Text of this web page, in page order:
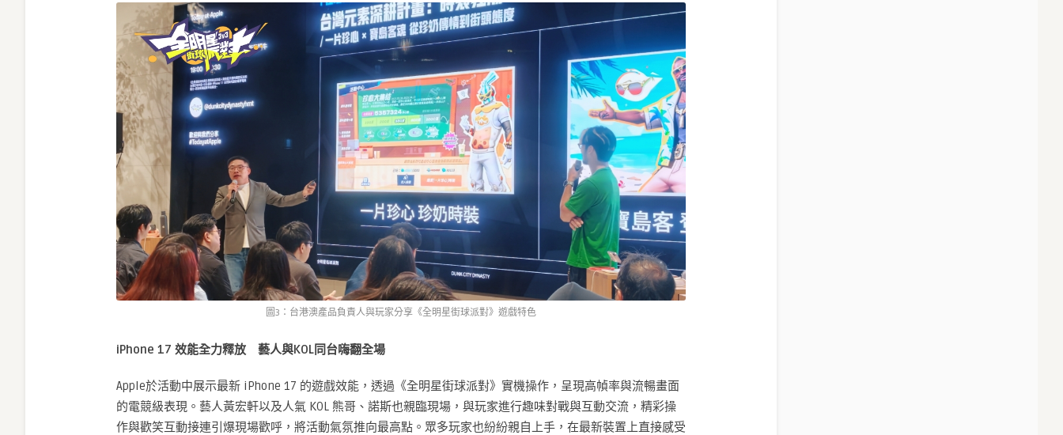
圖3：台港澳產品負責人與玩家分享《全明星街球派對》遊戲特色
iPhone 17 效能全力釋放 藝人與KOL同台嗨翻全場
Apple於活動中展示最新 iPhone 17 的遊戲效能，透過《全明星街球派對》實機操作，呈現高幀率與流暢畫面
的電競級表現。藝人黃宏軒以及人氣 KOL 熊哥、諾斯也親臨現場，與玩家進行趣味對戰與互動交流，精彩操
作與歡笑互動接連引爆現場歡呼，將活動氣氛推向最高點。眾多玩家也紛紛親自上手，在最新裝置上直接感受